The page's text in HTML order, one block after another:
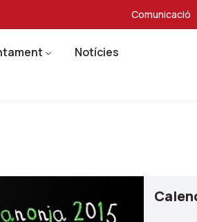
Comunicació
Notícies